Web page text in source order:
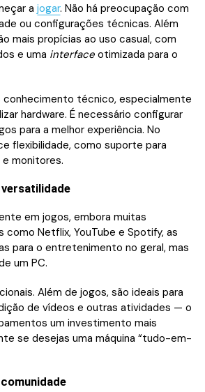
ajogar. Não há preocupação com
ou configurações técnicas. Além
mais propícias ao uso casual, com
e uma interface otimizada para o
conhecimento técnico, especialmente
hardware. É necessário configurar
para a melhor experiência. No
flexibilidade, como suporte para
monitores.
em jogos, embora muitas
Netflix, YouTube e Spotify, as
para o entretenimento no geral, mas
um PC.
Além de jogos, são ideais para
de vídeos e outras atividades — o
um investimento mais
se desejas uma máquina “tudo-em-